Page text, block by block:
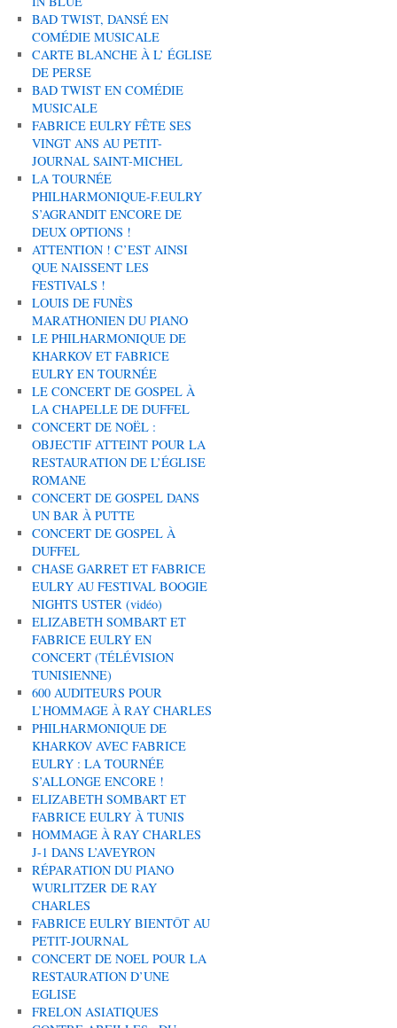
BAD TWIST, DANSÉ EN
COMÉDIE MUSICALE
CARTE BLANCHE À L’ ÉGLISE
DE PERSE
BAD TWIST EN COMÉDIE
MUSICALE
FABRICE EULRY FÊTE SES
VINGT ANS AU PETIT-
JOURNAL SAINT-MICHEL
LA TOURNÉE
PHILHARMONIQUE-F.EULRY
S’AGRANDIT ENCORE DE
DEUX OPTIONS !
ATTENTION ! C’EST AINSI
QUE NAISSENT LES
FESTIVALS !
LOUIS DE FUNÈS
MARATHONIEN DU PIANO
LE PHILHARMONIQUE DE
KHARKOV ET FABRICE
EULRY EN TOURNÉE
LE CONCERT DE GOSPEL À
LA CHAPELLE DE DUFFEL
CONCERT DE NOËL :
OBJECTIF ATTEINT POUR LA
RESTAURATION DE L’ÉGLISE
ROMANE
CONCERT DE GOSPEL DANS
UN BAR À PUTTE
CONCERT DE GOSPEL À
DUFFEL
CHASE GARRET ET FABRICE
EULRY AU FESTIVAL BOOGIE
NIGHTS USTER (vidéo)
ELIZABETH SOMBART ET
FABRICE EULRY EN
CONCERT (TÉLÉVISION
TUNISIENNE)
600 AUDITEURS POUR
L’HOMMAGE À RAY CHARLES
PHILHARMONIQUE DE
KHARKOV AVEC FABRICE
EULRY : LA TOURNÉE
S’ALLONGE ENCORE !
ELIZABETH SOMBART ET
FABRICE EULRY À TUNIS
HOMMAGE À RAY CHARLES
J-1 DANS L’AVEYRON
RÉPARATION DU PIANO
WURLITZER DE RAY
CHARLES
FABRICE EULRY BIENTÔT AU
PETIT-JOURNAL
CONCERT DE NOEL POUR LA
RESTAURATION D’UNE
EGLISE
FRELON ASIATIQUES